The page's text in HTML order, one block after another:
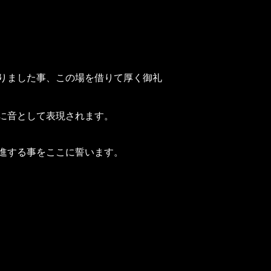
ました事、この場を借りて厚く御礼
として表現されます。
る事をここに誓います。